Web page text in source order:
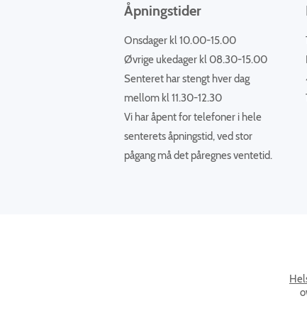
Åpningstider
Onsdager kl 10.00-15.00
Øvrige ukedager kl 08.30-15.00
Senteret har stengt hver dag
mellom kl 11.30-12.30
Vi har åpent for telefoner i hele
senterets åpningstid, ved stor
pågang må det påregnes ventetid.